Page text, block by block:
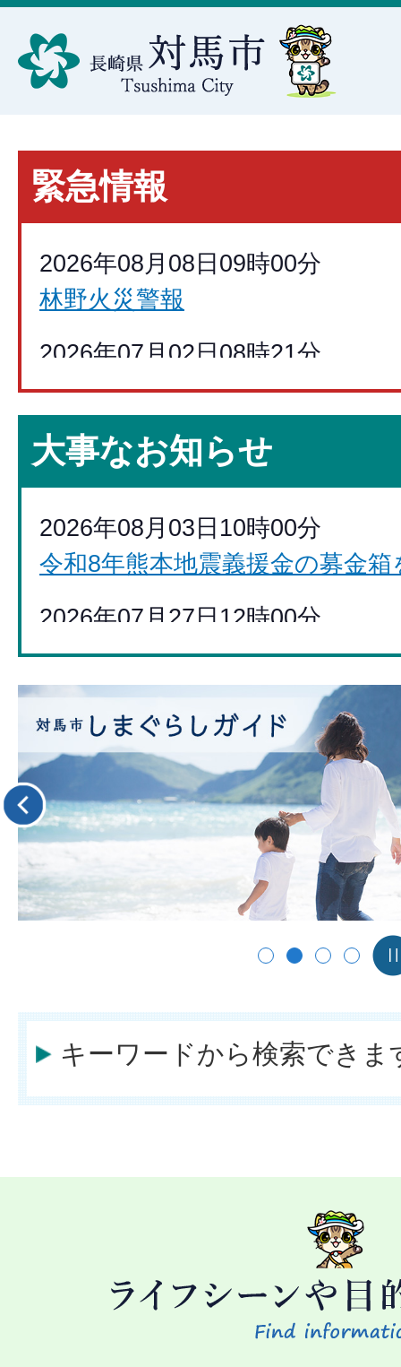
緊急情報
2026年08月08日09時00分
林野火災警報
2026年07月02日08時21分
交通規制のお知らせ
大事なお知らせ
2026年08月03日10時00分
令和8年熊本地震義援金の募金
2026年07月27日12時00分
対馬市『介護予防・日常生活圏
協力をお願いいたします。
2026年07月24日10時00分
令和8年度 対馬市職員採用第一
7月12日実施分）発表
2026年07月10日09時45分
令和8年度 対馬市消防吏員【高
改正有人国境離島法が成立しま
2025年12月18日09時28分
防災アプリの運用を開始します
2
枚
目
の
ス
ラ
イ
キーワードから検索できま